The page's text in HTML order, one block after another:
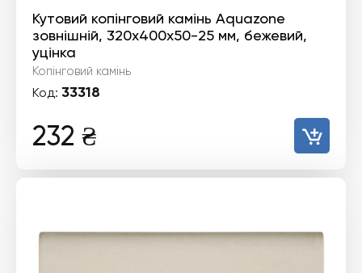
Кутовий копінговий камінь Aquazone
зовнішній, 320x400x50-25 мм, бежевий,
уцінка
Копінговий камінь
Код: 33318
232 ₴